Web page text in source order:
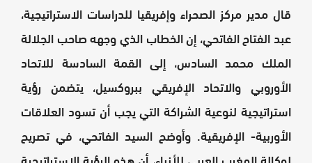
قال مدير مركز الصحراء وإفريقيا للدراسات الاستراتيجية،
عبد الفتاح الفاتحي، إن الخطاب الذي وجهه صاحب الجلالة
الملك محمد السادس، إلى القمة السادسة للاتحاد
الأوروبي والاتحاد الإفريقي ببروكسيل، يتضمن رؤية
استراتيجية لنوعية الشراكة التي يجب أن تسود العلاقات
الأوربية- الإفريقية. وأوضح السيد الفاتحي، في تصريح